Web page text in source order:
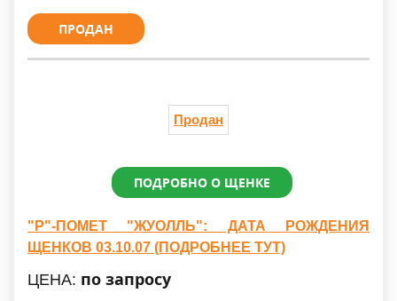
ПРОДАН
Продан
ПОДРОБНО О ЩЕНКЕ
"Р"-ПОМЕТ "ЖУОЛЛЬ": ДАТА РОЖДЕНИЯ
ЩЕНКОВ 03.10.07 (ПОДРОБНЕЕ ТУТ)
ЦЕНА: по запросу